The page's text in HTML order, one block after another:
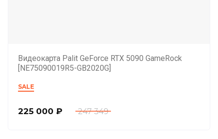
Видеокарта Palit GeForce RTX 5090 GameRock
[NE75090019R5-GB2020G]
SALE
247 349
225 000 ₽